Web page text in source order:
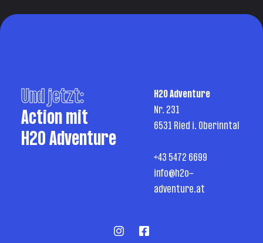
Und jetzt:
Action mit
H2O Adventure
H2O Adventure
Nr. 231
6531 Ried i. Oberinntal
+43 5472 6699
info@h2o-
adventure.at